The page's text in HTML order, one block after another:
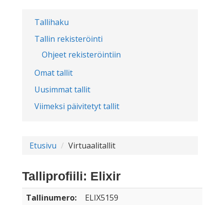
Tallihaku
Tallin rekisteröinti
Ohjeet rekisteröintiin
Omat tallit
Uusimmat tallit
Viimeksi päivitetyt tallit
Etusivu Virtuaalitallit
Talliprofiili: Elixir
Tallinumero:
ELIX5159